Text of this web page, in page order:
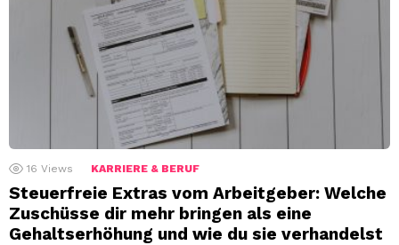
16 Views KARRIERE & BERUF
Steuerfreie Extras vom Arbeitgeber: Welche
Zuschüsse dir mehr bringen als eine
Gehaltserhöhung und wie du sie verhandelst